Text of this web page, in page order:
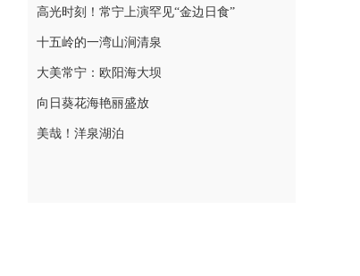
高光时刻！常宁上演罕见“金边日食”
十五岭的一湾山涧清泉
大美常宁：欧阳海大坝
向日葵花海艳丽盛放
美哉！洋泉湖泊